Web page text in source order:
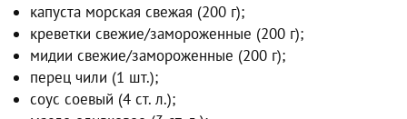
капуста морская свежая (200 г);
креветки свежие/замороженные (200 г);
мидии свежие/замороженные (200 г);
перец чили (1 шт.);
соус соевый (4 ст. л.);